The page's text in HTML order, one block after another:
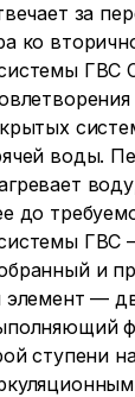
за
ко
ГВС
воды.
до
ГВС
и
элемент —
ступени